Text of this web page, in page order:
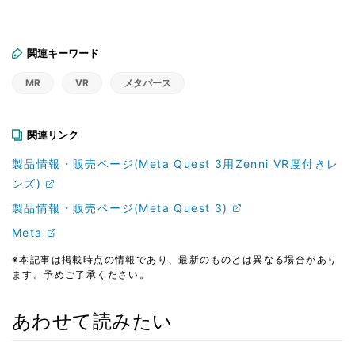
関連キーワード
MR VR メタバース
関連リンク
製品情報・販売ページ(Meta Quest 3用Zenni VR度付きレ
ンズ)
製品情報・販売ページ(Meta Quest 3)
Meta
※本記事は掲載時点の情報であり、最新のものとは異なる場合があり
ます。予めご了承ください。
あわせて読みたい